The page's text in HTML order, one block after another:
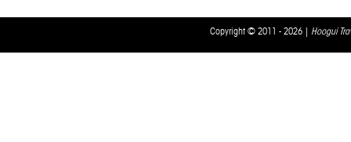
Copyright © 2011 - 2026 | Hoogui